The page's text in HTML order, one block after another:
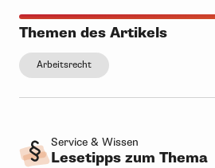
Themen des Artikels
Arbeitsrecht
Service & Wissen
Lesetipps zum Thema